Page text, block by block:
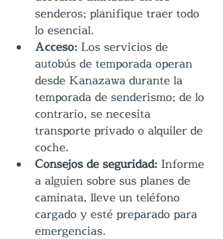
senderos; planifique traer todo
lo esencial.
Acceso: Los servicios de
autobús de temporada operan
desde Kanazawa durante la
temporada de senderismo; de lo
contrario, se necesita
transporte privado o alquiler de
coche.
Consejos de seguridad: Informe
a alguien sobre sus planes de
caminata, lleve un teléfono
cargado y esté preparado para
emergencias.